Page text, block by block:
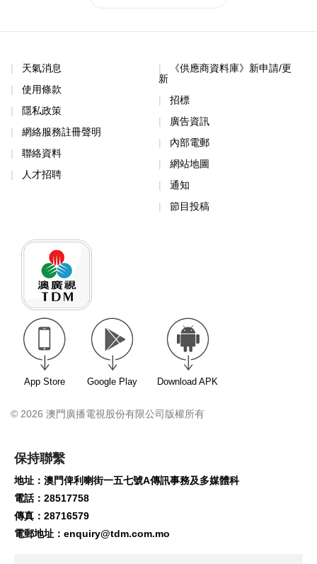
天氣消息
使用條款
隱私政策
網絡服務註冊聲明
聯絡資料
人才招聘
《供應商資料庫》新申請/更
新
招標
廣告資訊
內部電郵
網站地圖
通知
節目投稿
App Store Google Play Download APK
© 2026 澳門廣播電視股份有限公司版權所有
保持聯繫
地址：澳門俾利喇街一五七號A傳訊事務及多媒體科
電話：28517758
傳真：28716579
電郵地址： enquiry@tdm.com.mo